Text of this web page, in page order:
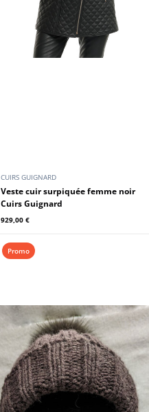
CUIRS GUIGNARD
Veste cuir surpiquée femme noir
Cuirs Guignard
929,00 €
Promo